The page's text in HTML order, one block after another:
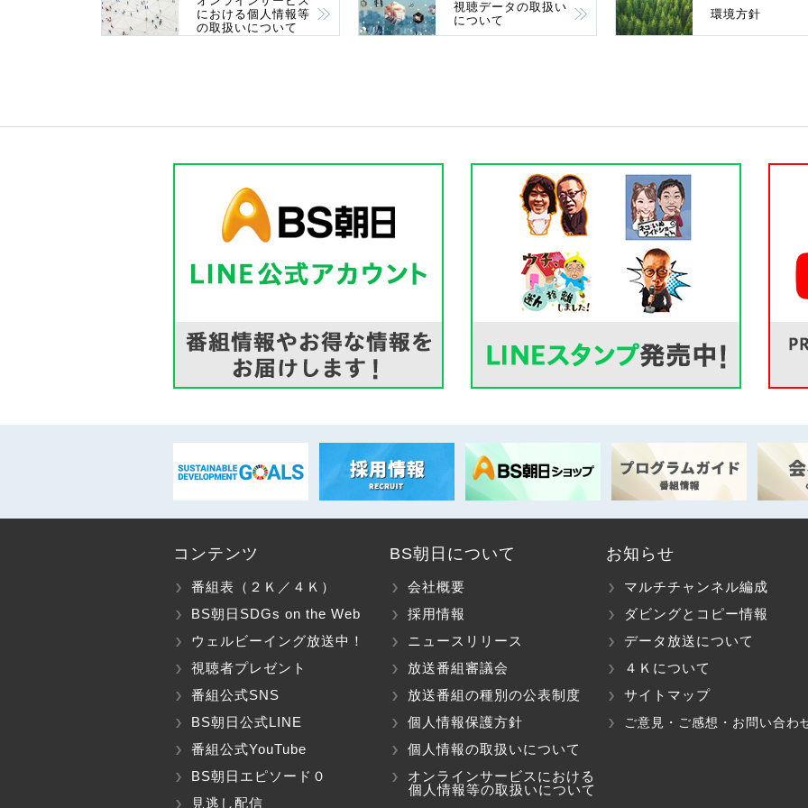
における個人情報等
の取扱いについて
視聴データの取扱い
について
環境方針
コンテンツ
番組表（２Ｋ／４Ｋ）
BS朝日SDGs on the Web
ウェルビーイング放送中！
視聴者プレゼント
番組公式SNS
BS朝日公式LINE
番組公式YouTube
BS朝日エピソード０
見逃し配信
BS朝日について
会社概要
採用情報
ニュースリリース
放送番組審議会
放送番組の種別の公表制度
個人情報保護方針
個人情報の取扱いについて
オンラインサービスにおける
個人情報等の取扱いについて
お知らせ
マルチチャンネル編成
ダビングとコピー情報
データ放送について
４Ｋについて
サイトマップ
ご意見・ご感想・お問い合わ